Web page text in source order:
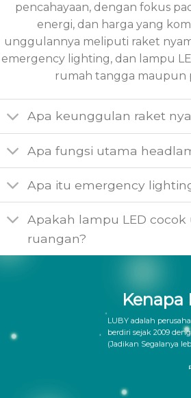
pencahayaan, dengan fokus
energi, dan harga yang
unggulannya meliputi raket
emergency lighting, dan lampu
rumah tangga maupun
Apa keunggulan raket
Apa fungsi utama
Apa itu emergency
Apakah lampu LED
ruangan?
Kenapa
LUBY adalah
berdiri sejak 2009
(Jadikan Segalanya